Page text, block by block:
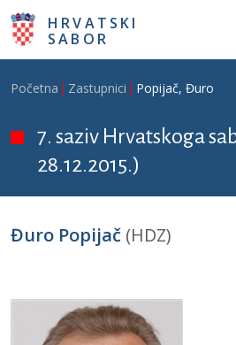
Skoči na glavni sadržaj
HRVATSKI
SABOR
Breadcrumb
Početna Zastupnici Popijač, Đuro
7. saziv Hrvatskoga
28.12.2015.)
Đuro Popijač (HDZ)